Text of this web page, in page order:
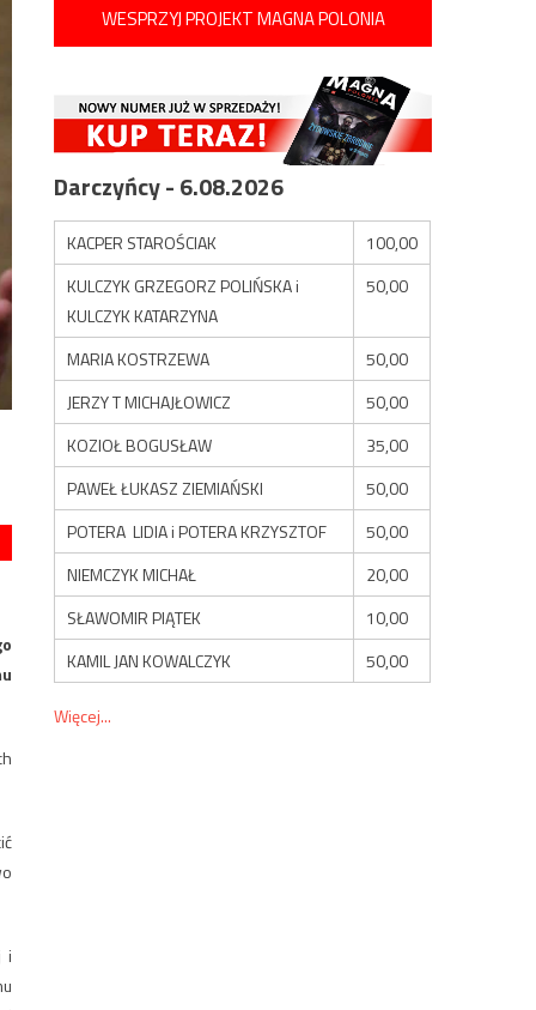
i
WESPRZYJ PROJEKT MAGNA POLONIA
Darczyńcy - 6.08.2026
KACPER STAROŚCIAK
100,00
KULCZYK GRZEGORZ POLIŃSKA i
KULCZYK KATARZYNA
50,00
MARIA KOSTRZEWA
50,00
JERZY T MICHAJŁOWICZ
50,00
KOZIOŁ BOGUSŁAW
35,00
PAWEŁ ŁUKASZ ZIEMIAŃSKI
50,00
POTERA LIDIA i POTERA KRZYSZTOF
50,00
NIEMCZYK MICHAŁ
20,00
SŁAWOMIR PIĄTEK
10,00
KAMIL JAN KOWALCZYK
50,00
Więcej...